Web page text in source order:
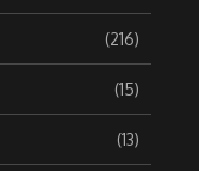
(216)
(15)
(13)